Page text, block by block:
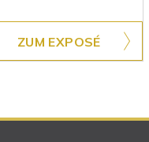
ZUM EXPOSÉ